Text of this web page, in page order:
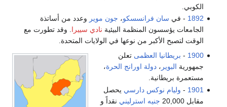
الكوبي.
1892 - في سان فرانسسكو، جون موير وعدد من أساتذة
الجامعات يؤسسون المنظمة البيئية نادي سييرا. وقد تطورت مع
الوقت لتصبح الأكبر من نوعها في الولايات المتحدة.
1900
- بريطانيا العظمى تعلن
جمهورية البوير ،دولة اورانج الحرة،
مستعمرة بريطانية.
1901
- وليام نوكس دارسي يحصل
مقابل 20,000
جنيه استرليني نقداً و